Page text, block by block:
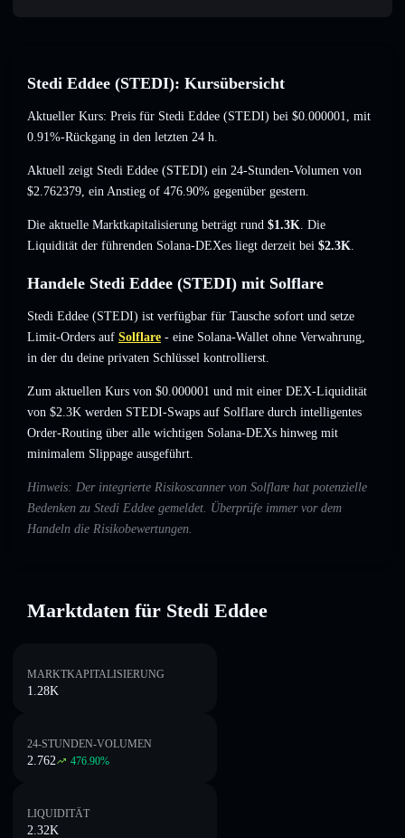
Stedi Eddee (STEDI): Kursübersicht
Aktueller Kurs: Preis für Stedi Eddee (STEDI) bei $0.000001, mit
0.91%-Rückgang in den letzten 24 h.
Aktuell zeigt Stedi Eddee (STEDI) ein 24-Stunden-Volumen von
$2.762379, ein Anstieg of 476.90% gegenüber gestern.
Die aktuelle Marktkapitalisierung beträgt rund $1.3K. Die
Liquidität der führenden Solana-DEXes liegt derzeit bei $2.3K.
Handele Stedi Eddee (STEDI) mit Solflare
Stedi Eddee (STEDI) ist verfügbar für Tausche sofort und setze
Limit-Orders auf Solflare - eine Solana-Wallet ohne Verwahrung,
in der du deine privaten Schlüssel kontrollierst.
Zum aktuellen Kurs von $0.000001 und mit einer DEX-Liquidität
von $2.3K werden STEDI-Swaps auf Solflare durch intelligentes
Order-Routing über alle wichtigen Solana-DEXs hinweg mit
minimalem Slippage ausgeführt.
Hinweis: Der integrierte Risikoscanner von Solflare hat potenzielle
Bedenken zu Stedi Eddee gemeldet. Überprüfe immer vor dem
Handeln die Risikobewertungen.
Marktdaten für Stedi Eddee
MARKTKAPITALISIERUNG
1.28K
24-STUNDEN-VOLUMEN
2.762 476.90%
LIQUIDITÄT
2.32K